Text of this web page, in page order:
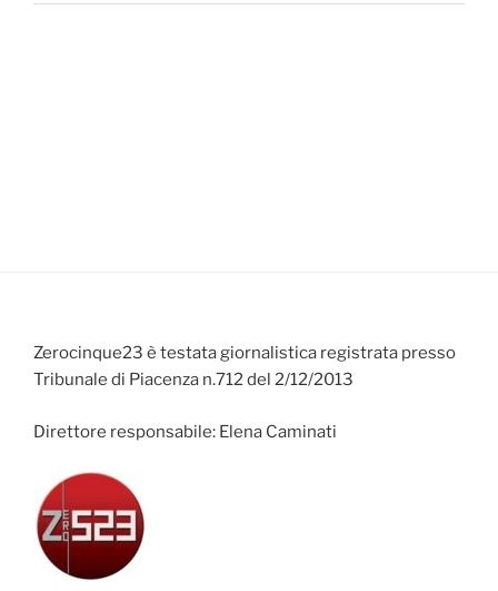
Zerocinque23 è testata giornalistica registrata presso
Tribunale di Piacenza n.712 del 2/12/2013
Direttore responsabile: Elena Caminati